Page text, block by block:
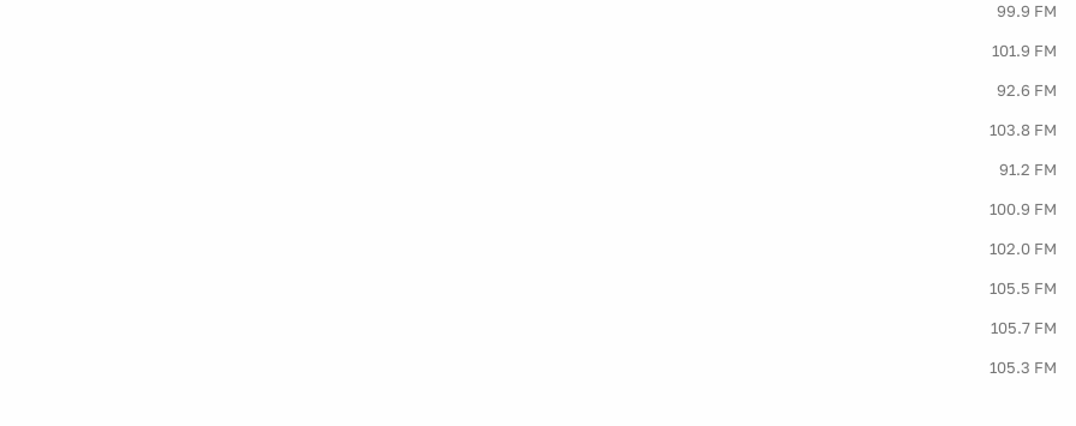
99.9 FM
101.9 FM
92.6 FM
103.8 FM
91.2 FM
100.9 FM
102.0 FM
105.5 FM
105.7 FM
105.3 FM